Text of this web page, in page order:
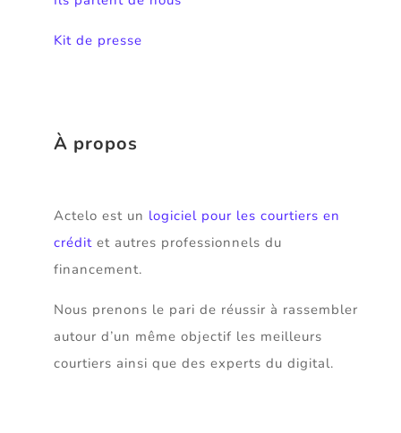
Kit de presse
À propos
Actelo est un logiciel pour les courtiers en
crédit et autres professionnels du
financement.
Nous prenons le pari de réussir à rassembler
autour d’un même objectif les meilleurs
courtiers ainsi que des experts du digital.